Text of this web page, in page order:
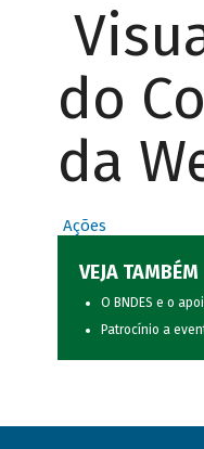
do
da
Ações
VEJA TAMBÉM
O BNDES e o
Patrocínio a